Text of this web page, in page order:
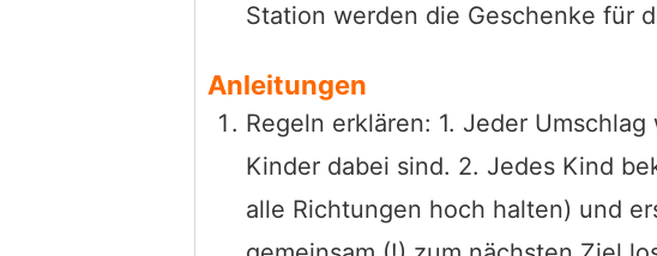
Station werden die Geschenke für
Anleitungen
Regeln erklären: 1. Jeder
Kinder dabei sind. 2. Jedes Kind
alle Richtungen hoch halten) und